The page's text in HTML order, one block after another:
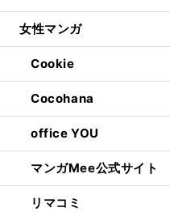
女性マンガ
Cookie
Cocohana
office YOU
マンガMee公式サイト
リマコミ